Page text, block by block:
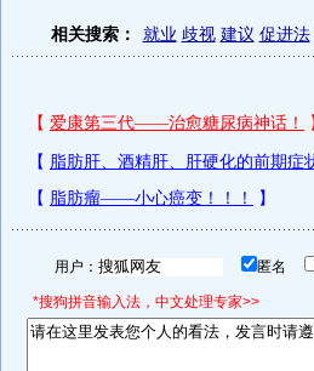
相关搜索： 就业 歧视 建议 促进法
用户： 匿名
*搜狗拼音输入法，中文处理专家>>